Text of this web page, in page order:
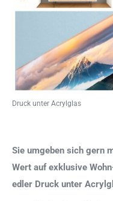
Druck unter Acrylglas
Sie umgeben sich gern
Wert auf exklusive
edler Druck unter